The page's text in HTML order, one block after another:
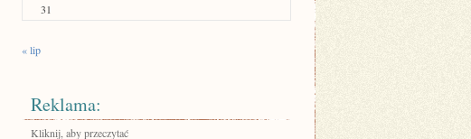
31
« lip
Reklama:
Kliknij, aby przeczytać